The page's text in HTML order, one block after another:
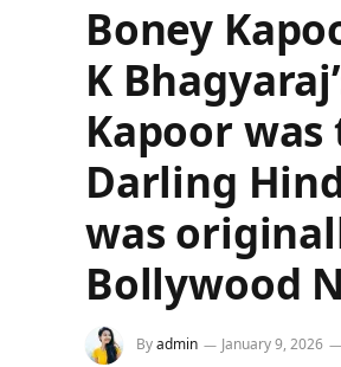
Boney
K
Kapoor
Darling
was
Bollywood
Byadmin January 9, 2026